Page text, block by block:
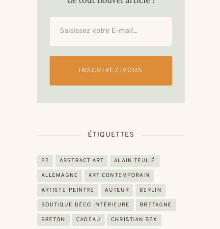
INSCRIVEZ-VOUS
ÉTIQUETTES
22 ABSTRACT ART ALAIN TEULIÉ
ALLEMAGNE ART CONTEMPORAIN
ARTISTE-PEINTRE AUTEUR BERLIN
BOUTIQUE DÉCO INTÉRIEURE BRETAGNE
BRETON CADEAU CHRISTIAN BEX